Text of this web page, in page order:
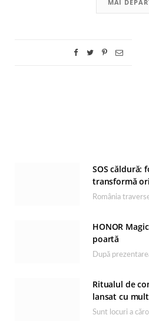
MAI
SOS căldură:
transformă
HONOR
poartă
Ritualul de
lansat cu